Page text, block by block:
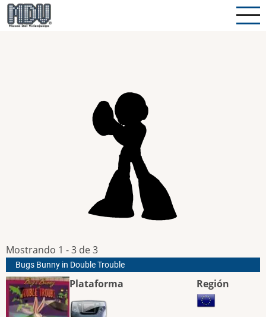
Pasar
al
Mostrando 1 - 3 de 3
Bugs Bunny in Double Trouble
Plataforma Región